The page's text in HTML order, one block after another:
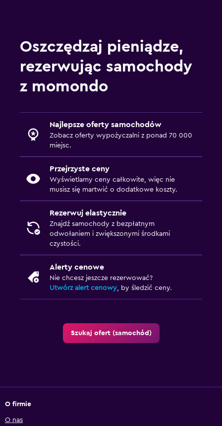
Oszczędzaj pieniądze,
rezerwując samochody
z momondo
Najlepsze oferty samochodów
Zobacz oferty wypożyczalni z ponad 70 000
miejsc.
Przejrzyste ceny
Wyświetlamy ceny całkowite, więc nie
musisz się martwić o dodatkowe koszty.
Rezerwuj elastycznie
Znajdź samochody z bezpłatnym
odwołaniem i zwiększonymi środkami
czystości.
Alerty cenowe
Nie chcesz jeszcze rezerwować?
Utwórz alert cenowy, by śledzić ceny.
Szukaj ofert (samochód)
O firmie
O nas